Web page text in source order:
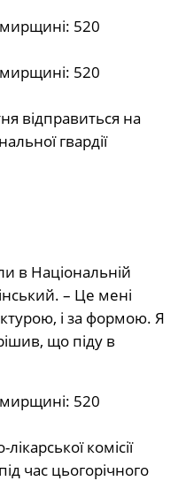
відправиться на
гвардії
в Національній
– Це мені
і за формою. Я
що піду в
комісії
час цьогорічного